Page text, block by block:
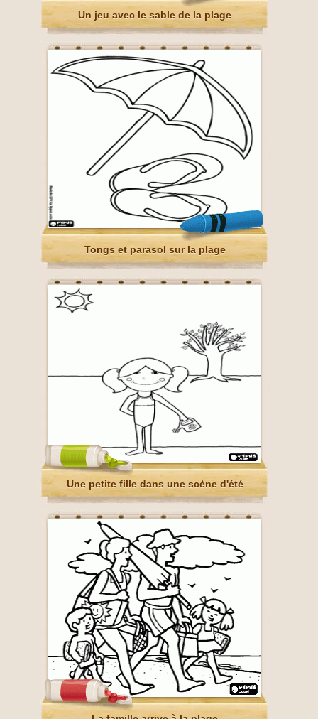
Un jeu avec le sable de la plage
Tongs et parasol sur la plage
Une petite fille dans une scène d'été